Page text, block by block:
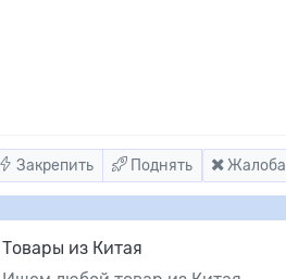
Закрепить Поднять Жалоба
Товары из Китая